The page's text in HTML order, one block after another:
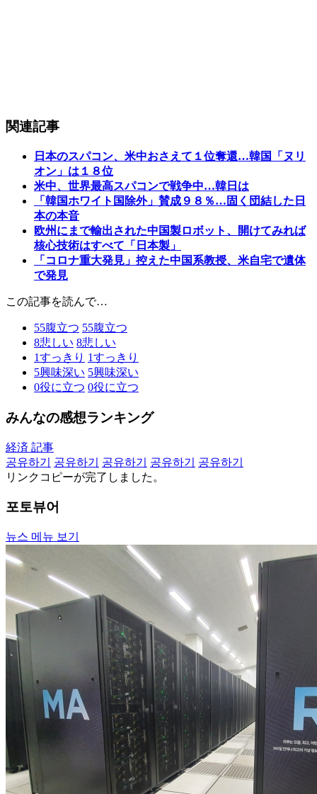
関連記事
日本のスパコン、米中おさえて１位奪還…韓国「ヌリ
オン」は１８位
米中、世界最高スパコンで戦争中…韓日は
「韓国ホワイト国除外」賛成９８％…固く団結した日
本の本音
欧州にまで輸出された中国製ロボット、開けてみれば
核心技術はすべて「日本製」
「コロナ重大発見」控えた中国系教授、米自宅で遺体
で発見
この記事を読んで…
55腹立つ 55腹立つ
8悲しい 8悲しい
1すっきり 1すっきり
5興味深い 5興味深い
0役に立つ 0役に立つ
みんなの感想ランキング
経済 記事
공유하기
공유하기 공유하기 공유하기
공유하기
リンクコピーが完了しました。
포토뷰어
뉴스 메뉴 보기